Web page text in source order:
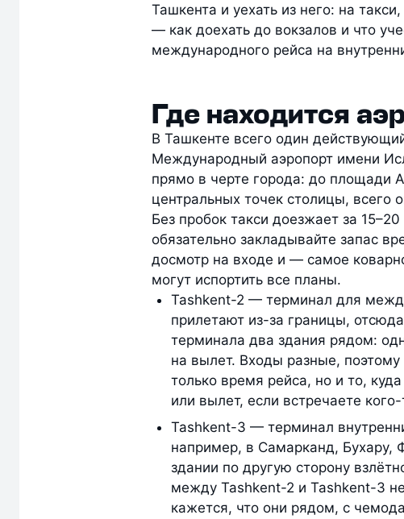
Ташкента и уехать из него: на
— как доехать до вокзалов и что
международного рейса на
Где находится
В Ташкенте всего один
Международный аэропорт имени
прямо в черте города: до площади
центральных точек столицы, всего
Без пробок такси доезжает за
обязательно закладывайте запас
досмотр на входе и — самое
могут испортить все планы.
Tashkent-2 — терминал для
прилетают из-за границы,
терминала два здания рядом:
на вылет. Входы разные,
только время рейса, но и то,
или вылет, если встречаете кого-
Tashkent-3 — терминал
например, в Самарканд, Бухару,
здании по другую сторону
между Tashkent-2 и Tashkent-3
кажется, что они рядом, с